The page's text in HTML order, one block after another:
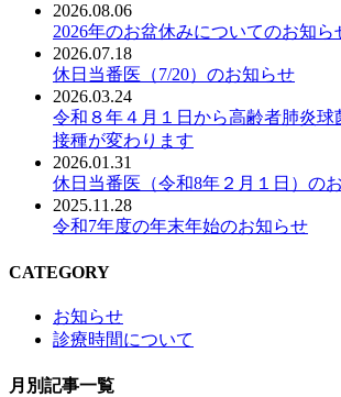
2026.08.06
2026年のお盆休みについてのお知ら
2026.07.18
休日当番医（7/20）のお知らせ
2026.03.24
令和８年４月１日から高齢者肺炎球
接種が変わります
2026.01.31
休日当番医（令和8年２月１日）の
2025.11.28
令和7年度の年末年始のお知らせ
CATEGORY
お知らせ
診療時間について
月別記事一覧